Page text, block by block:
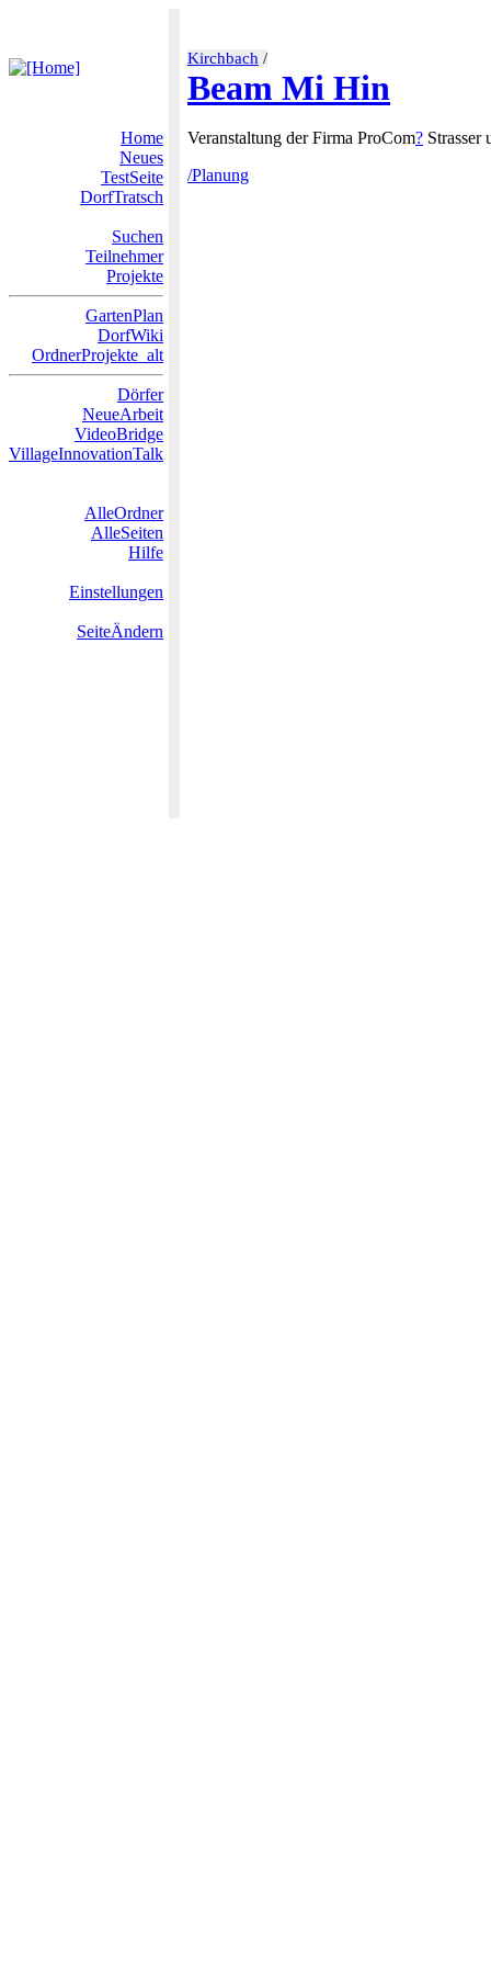
Kirchbach /
Beam Mi Hin
Home
Neues
TestSeite
DorfTratsch
Suchen
Teilnehmer
Projekte
GartenPlan
DorfWiki
OrdnerProjekte_alt
Dörfer
NeueArbeit
VideoBridge
VillageInnovationTalk
AlleOrdner
AlleSeiten
Hilfe
Einstellungen
SeiteÄndern
Veranstaltung der Firma ProCom?
/Planung